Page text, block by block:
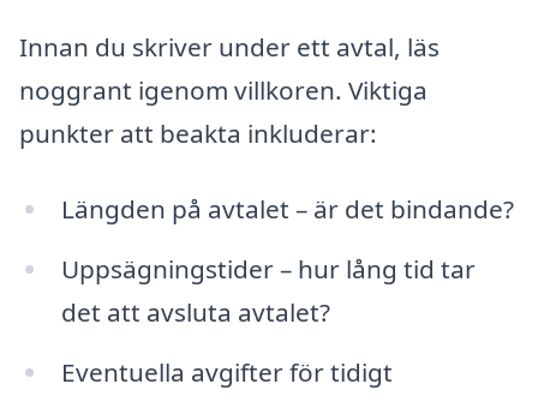
Innan du skriver under ett avtal, läs
noggrant igenom villkoren. Viktiga
punkter att beakta inkluderar:
Längden på avtalet – är det bindande?
Uppsägningstider – hur lång tid tar
det att avsluta avtalet?
Eventuella avgifter för tidigt